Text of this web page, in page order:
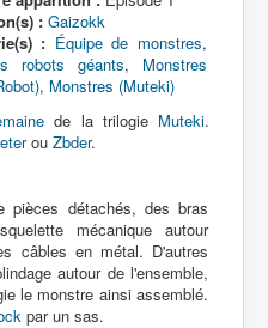
: Gaizokk
: Équipe de monstres,
robots géants, Monstres
, Monstres (Muteki)
de la trilogie Muteki.
ou Zbder.
pièces détachés, des bras
mécanique autour
câbles en métal. D'autres
autour de l'ensemble,
le monstre ainsi assemblé.
par un sas.